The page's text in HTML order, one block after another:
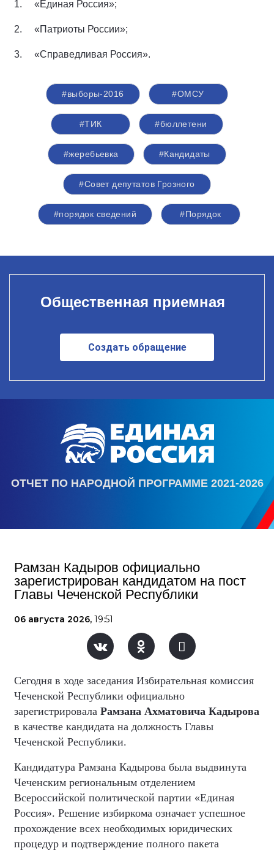
1. «Единая Россия»;
2. «Патриоты России»;
3. «Справедливая Россия».
#выборы-2016 #ОМСУ
#ТИК #бюллетени
#жеребьевка #Кандидаты
#Совет депутатов Грозного
#порядок сведений #Порядок
Общественная приемная
Создать обращение
ОТЧЕТ ПО НАРОДНОЙ ПРОГРАММЕ 2021-2026
Рамзан Кадыров официально
зарегистрирован кандидатом на пост
Главы Чеченской Республики
06 августа 2026, 19:51
Сегодня в ходе заседания Избирательная комиссия
Чеченской Республики официально
зарегистрировала Рамзана Ахматовича Кадырова
в качестве кандидата на должность Главы
Чеченской Республики.
Кандидатура Рамзана Кадырова была выдвинута
Чеченским региональным отделением
Всероссийской политической партии «Единая
Россия». Решение избиркома означает успешное
прохождение всех необходимых юридических
процедур и подтверждение полного пакета